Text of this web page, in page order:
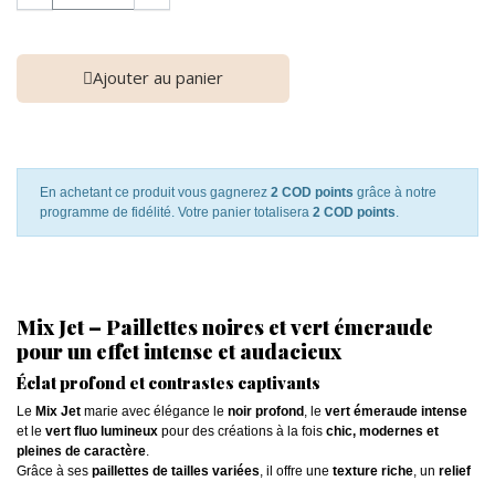
Ajouter au panier
En achetant ce produit vous gagnerez 2 COD points grâce à notre
programme de fidélité. Votre panier totalisera 2 COD points.
Mix Jet – Paillettes noires et vert émeraude
pour un effet intense et audacieux
Éclat profond et contrastes captivants
Le Mix Jet marie avec élégance le noir profond, le vert émeraude intense
et le vert fluo lumineux pour des créations à la fois chic, modernes et
pleines de caractère.
Grâce à ses paillettes de tailles variées, il offre une texture riche, un relief